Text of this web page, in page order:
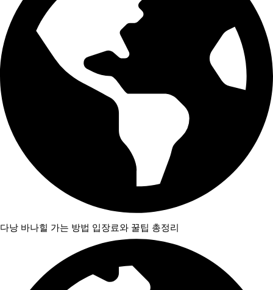
다낭 바나힐 가는 방법 입장료와 꿀팁 총정리